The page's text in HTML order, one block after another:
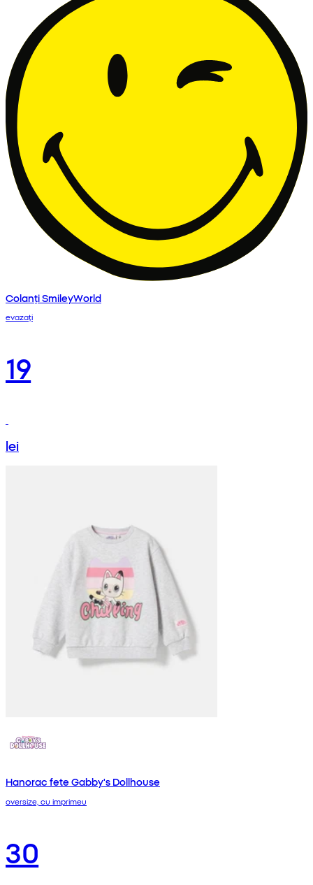
Colanți SmileyWorld
evazați
19
lei
Hanorac fete Gabby's Dollhouse
oversize, cu imprimeu
30